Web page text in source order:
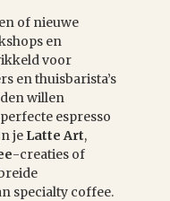
of nieuwe
en
voor
en thuisbarista’s
willen
espresso
je Latte Art,
-creaties of
specialty coffee.